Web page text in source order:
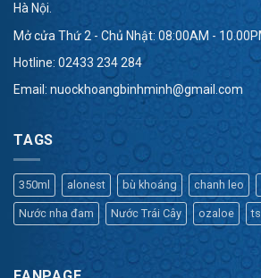
Hà Nội.
Mở cửa Thứ 2 - Chủ Nhật: 08:00AM -
Hotline: 02433 234 284
Email: nuockhoangbinhminh@gmail.com
TAGS
350ml alonest bù khoáng chanh leo
Nước nha đam Nước Trái Cây ozaloe